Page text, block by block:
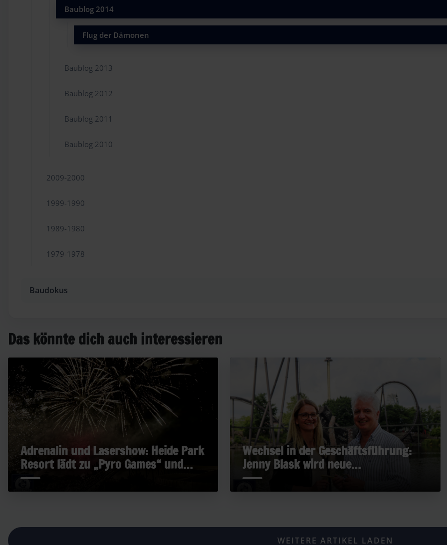
Baublog 2014
Flug der Dämonen
Baublog 2013
Baublog 2012
Baublog 2011
Baublog 2010
2009-2000
1999-1990
1989-1980
1979-1978
Baudokus
Das könnte dich auch interessieren
Adrenalin und Lasershow: Heide Park
Resort lädt zu „Pyro Games“ und
„Late Rides“
Wechsel in der Geschäftsführung:
Jenny Blask wird neue
Geschäftsführerin
WEITERE ARTIKEL LADEN